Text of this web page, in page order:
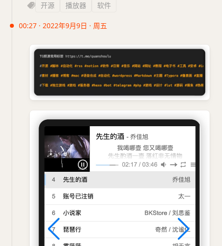
开源 播放器 软件
00:27 · 2022年9月9日 · 周五